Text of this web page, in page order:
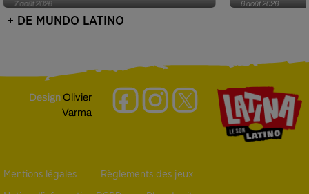
7 août 2026 6 août 2026
+ DE MUNDO LATINO
DesignOlivier
Varma
Mentions légales Règlements des jeux